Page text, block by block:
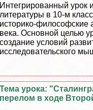
Интегрированный урок
литературы в 10-м
историко-философские
века. Основной целью
создание условий
исследовательского
Тема урока:
перелом в ходе